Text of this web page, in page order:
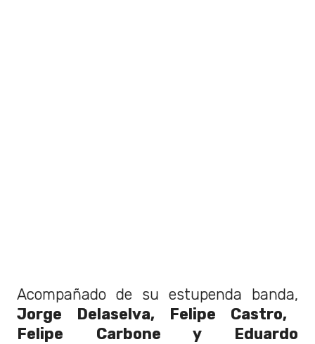
Acompañado de su estupenda banda,
Jorge Delaselva, Felipe Castro,
Felipe Carbone y Eduardo